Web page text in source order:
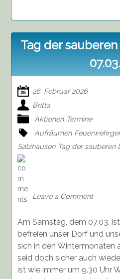
Tag der
26. Februar 2026
Britta
Aktionen Termine
Aufräumen
Salzhausen Tag der sauberen
Leave a Comment
07.03.26
Am Samstag, dem 07.03.
befreien unser Dorf und
sich in den Wintermonaten
seid doch sicher auch
ist wie immer um 9.30 Uhr